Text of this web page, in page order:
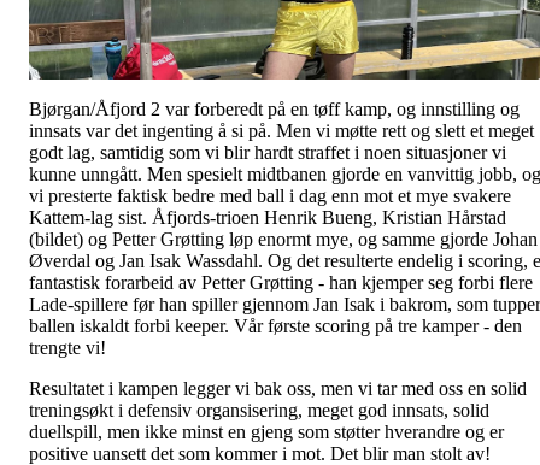
Bjørgan/Åfjord 2 var forberedt på en tøff kamp, og innstilling og
innsats var det ingenting å si på. Men vi møtte rett og slett et meget
godt lag, samtidig som vi blir hardt straffet i noen situasjoner vi
kunne unngått. Men spesielt midtbanen gjorde en vanvittig jobb, og
vi presterte faktisk bedre med ball i dag enn mot et mye svakere
Kattem-lag sist. Åfjords-trioen Henrik Bueng, Kristian Hårstad
(bildet) og Petter Grøtting løp enormt mye, og samme gjorde Johan
Øverdal og Jan Isak Wassdahl. Og det resulterte endelig i scoring,
fantastisk forarbeid av Petter Grøtting - han kjemper seg forbi flere
Lade-spillere før han spiller gjennom Jan Isak i bakrom, som tupper
ballen iskaldt forbi keeper. Vår første scoring på tre kamper - den
trengte vi!
Resultatet i kampen legger vi bak oss, men vi tar med oss en solid
treningsøkt i defensiv organsisering, meget god innsats, solid
duellspill, men ikke minst en gjeng som støtter hverandre og er
positive uansett det som kommer i mot. Det blir man stolt av!